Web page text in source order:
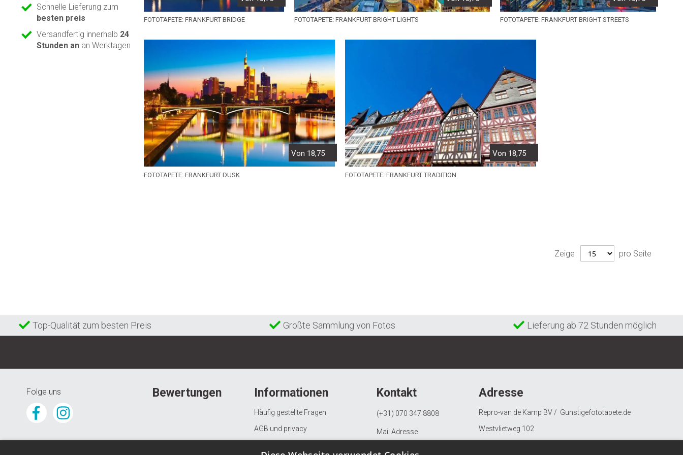
FOTOTAPETE: FRANKFURT BRIDGE FOTOTAPETE: FRANKFURT BRIGHT LIGHTS FOTOTAPETE: FRANKFURT BRIGHT STREETS
Von 18,75
FOTOTAPETE: FRANKFURT DUSK
Von 18,75
FOTOTAPETE: FRANKFURT TRADITION
Zeige pro Seite
Schnelle Lieferung zum
besten preis
Versandfertig innerhalb 24
Stunden an an Werktagen
Top-Qualität zum besten Preis Größte Sammlung von Fotos Lieferung ab 72 Stunden möglich
Folge uns Bewertungen Informationen
Häufig gestellte Fragen
AGB und privacy
Kontakt
(+31) 070 347 8808
Mail Adresse
KVK: 97082163
Adresse
Repro-van de Kamp BV / Gunstigefototapete.de
Westvlietweg 102